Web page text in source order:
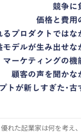
れた起業家は何を考え